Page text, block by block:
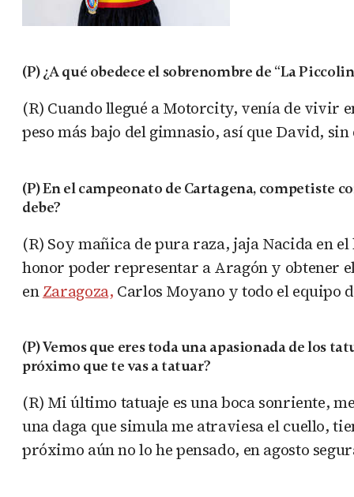
(P) ¿A qué obedece el sobrenombre de “La
(R) Cuando llegué a Motorcity, venía de vivir
peso más bajo del gimnasio, así que David,
(P) En el campeonato de Cartagena, competiste
debe?
(R) Soy mañica de pura raza, jaja Nacida en
honor poder representar a Aragón y obtener
enZaragoza, Carlos Moyano y todo el equipo
(P) Vemos que eres toda una apasionada de los
próximo que te vas a tatuar?
(R) Mi último tatuaje es una boca sonriente,
una daga que simula me atraviesa el cuello,
próximo aún no lo he pensado, en agosto